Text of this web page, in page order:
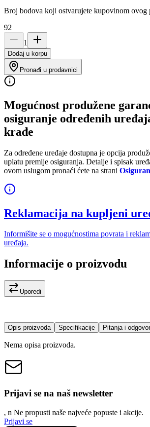
Broj bodova koji ostvarujete kupovinom ovog
92
1
Dodaj u korpu
Pronađi u prodavnici
Mogućnost produžene
osiguranje određenih
krađe
Za određene uređaje dostupna je opcija
uplatu premije osiguranja. Detalje i spisak
ovom uslugom pronaći ćete na strani
Reklamacija na kupljeni
Informišite se o mogućnostima povrata i
uređaja.
Informacije o proizvodu
Uporedi
Opis proizvoda Specifikacije Pitanja i
Nema opisa proizvoda.
Prijavi se na naš newsletter
, n Ne propusti naše najveće popuste i akcije.
Prijavi se